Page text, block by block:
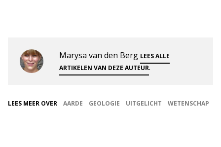
Marysa van den Berg LEES ALLE
ARTIKELEN VAN DEZE AUTEUR.
LEES MEER OVER AARDE GEOLOGIE UITGELICHT WETENSCHAP